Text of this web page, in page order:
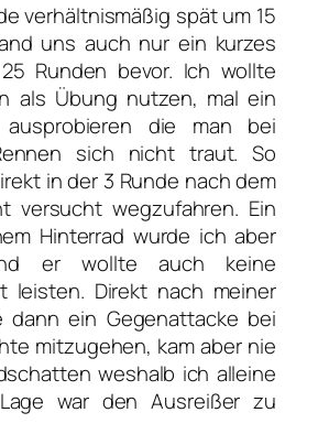
verhältnismäßig spät um 15
uns auch nur ein kurzes
Runden bevor. Ich wollte
als Übung nutzen, mal ein
ausprobieren die man bei
sich nicht traut. So
in der 3 Runde nach dem
versucht wegzufahren. Ein
Hinterrad wurde ich aber
er wollte auch keine
leisten. Direkt nach meiner
dann ein Gegenattacke bei
mitzugehen, kam aber nie
weshalb ich alleine
war den Ausreißer zu